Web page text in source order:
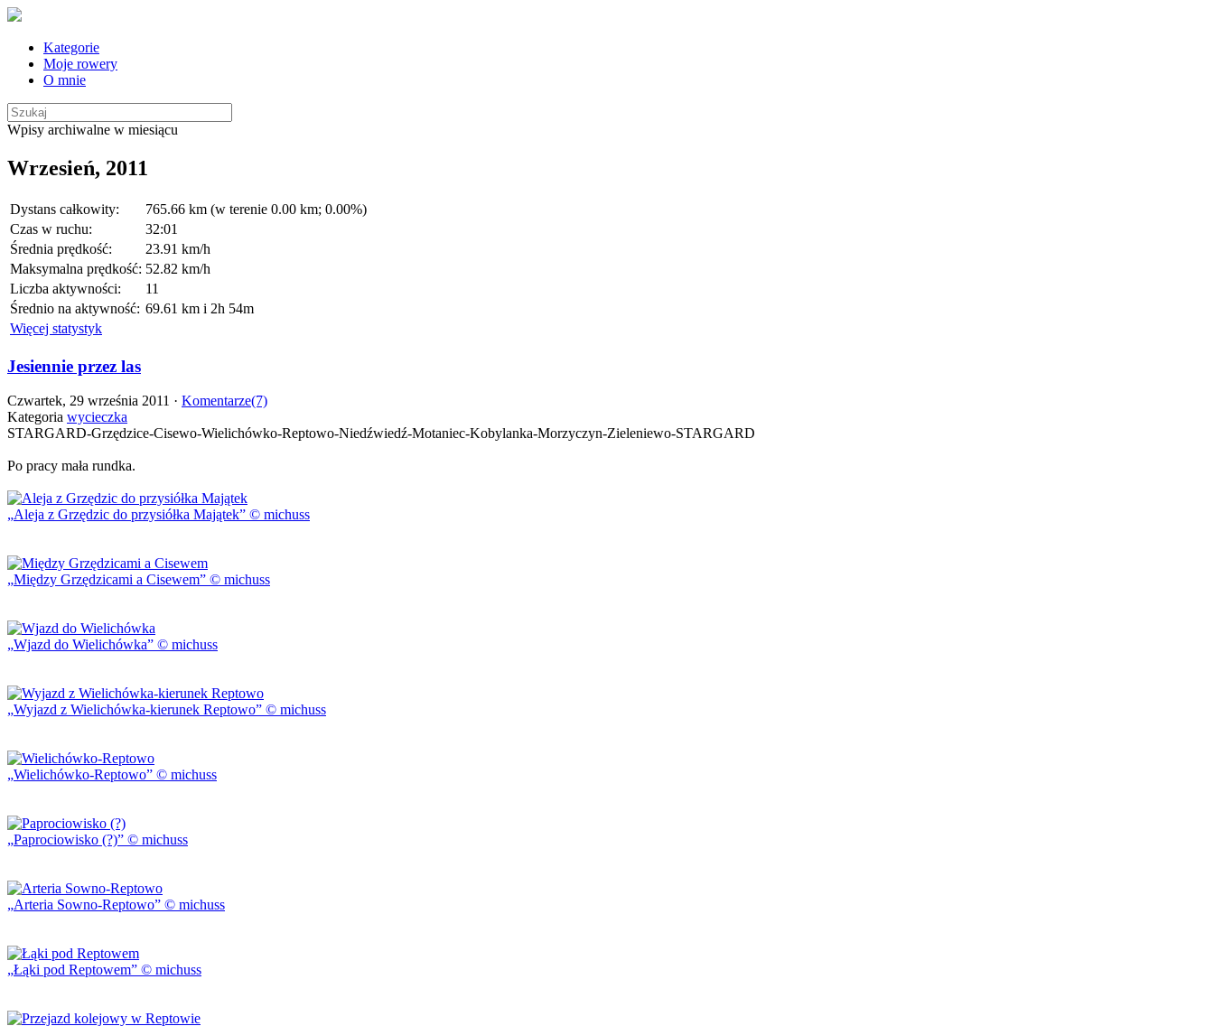
Kategorie
Moje rowery
O mnie
Wpisy archiwalne w miesiącu
Wrzesień, 2011
Dystans całkowity:
765.66 km (w terenie 0.00 km; 0.00%)
Czas w ruchu:
32:01
Średnia prędkość:
23.91 km/h
Maksymalna prędkość: 52.82 km/h
Liczba aktywności:
11
Średnio na aktywność: 69.61 km i 2h 54m
Więcej statystyk
Jesiennie przez las
Czwartek, 29 września 2011 · Komentarze(7)
Kategoria wycieczka
STARGARD-Grzędzice-Cisewo-Wielichówko-Reptowo-Niedźwiedź-Motaniec-Kobylanka-Morzyczyn-Zieleniewo-STARGARD
Po pracy mała rundka.
Aleja z Grzędzic do przysiółka Majątek © michuss
Między Grzędzicami a Cisewem © michuss
Wjazd do Wielichówka © michuss
Wyjazd z Wielichówka-kierunek Reptowo © michuss
Wielichówko-Reptowo © michuss
Paprociowisko (?) © michuss
Arteria Sowno-Reptowo © michuss
Łąki pod Reptowem © michuss